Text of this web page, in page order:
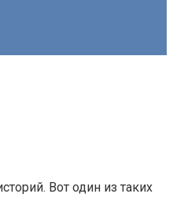
Вот один из таких